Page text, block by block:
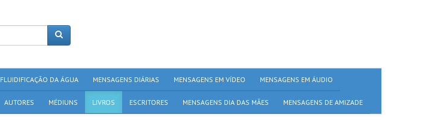
FLUIDIFICAÇÃO DA ÁGUA MENSAGENS DIÁRIAS MENSAGENS EM VÍDEO MENSAGENS EM ÁUDIO
AUTORES MÉDIUNS LIVROS ESCRITORES MENSAGENS DIA DAS MÃES MENSAGENS DE AMIZADE